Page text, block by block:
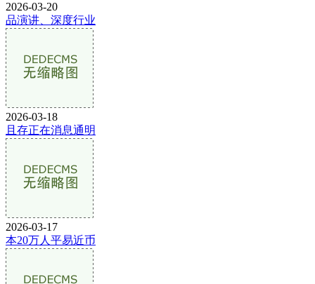
2026-03-20
品演讲、深度行业
2026-03-18
且存正在消息通明
2026-03-17
本20万人平易近币